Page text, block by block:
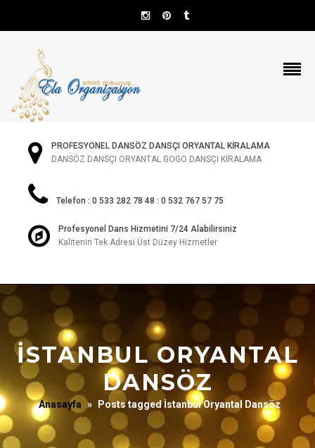
PROFESYONEL DANSÖZ DANSÇI ORYANTAL KİRALAMA
DANSÖZ DANSÇI ORYANTAL GOGO DANSÇI KİRALAMA
Telefon : 0 533 282 78 48 : 0 532 767 57 75
Profesyonel Dans Hizmetini 7/24 Alabilirsiniz
Kalitenin Tek Adresi Üst Düzey Hizmetler
İSTANBUL ORYANTAL
DANSÖZ
Anasayfa » Posts tagged İstanbul Oryantal Dansöz